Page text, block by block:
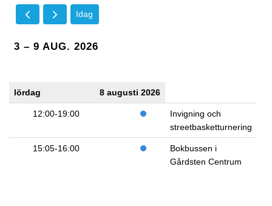
Idag
3 – 9 AUG. 2026
lördag 8 augusti 2026
12:00-19:00
Invigning och
streetbasketturnering
15:05-16:00
Bokbussen i
Gårdsten Centrum